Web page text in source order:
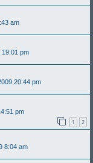
am
19:01 pm
20:44 pm
pm
1 2
8:04 am